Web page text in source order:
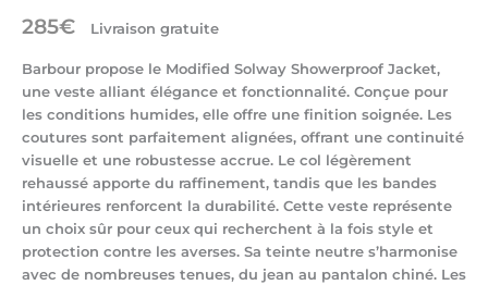
285€ Livraison gratuite
Barbour propose le Modified Solway Showerproof Jacket,
une veste alliant élégance et fonctionnalité. Conçue pour
les conditions humides, elle offre une finition soignée. Les
coutures sont parfaitement alignées, offrant une continuité
visuelle et une robustesse accrue. Le col légèrement
rehaussé apporte du raffinement, tandis que les bandes
intérieures renforcent la durabilité. Cette veste représente
un choix sûr pour ceux qui recherchent à la fois style et
protection contre les averses. Sa teinte neutre s’harmonise
avec de nombreuses tenues, du jean au pantalon chiné. Les